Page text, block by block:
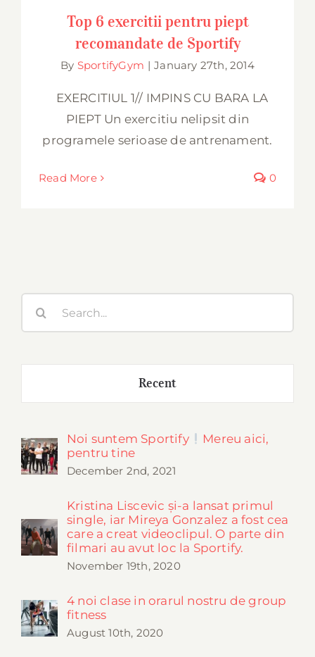
Top 6 exercitii pentru piept
recomandate de Sportify
By SportifyGym | January 27th, 2014
EXERCITIUL 1// IMPINS CU BARA LA
PIEPT Un exercitiu nelipsit din
programele serioase de antrenament.
Read More 0
Recent
Noi suntem Sportify
Mereu aici,
pentru tine
December 2nd, 2021
Kristina Liscevic și-a lansat primul
single, iar Mireya Gonzalez a fost cea
care a creat videoclipul. O parte din
filmari au avut loc la Sportify.
November 19th, 2020
4 noi clase in orarul nostru de group
fitness
August 10th, 2020